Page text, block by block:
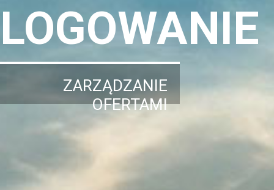
LOGOWANIE
ZARZĄDZANIE
OFERTAMI